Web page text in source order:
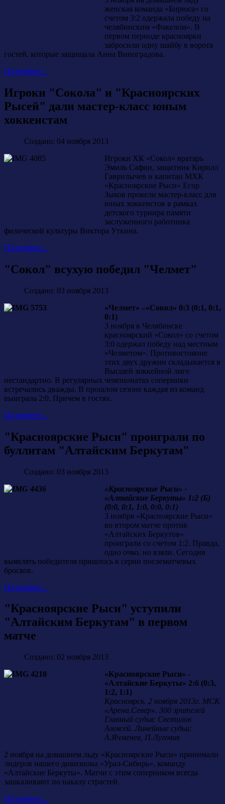
женская команда «Бирюса» со
счетом 3:2 одержала победу на
челябинским «Факелом». В
первом периоде красноярки
забросили одну шайбу в ворота
гостей, которые защищала Анна Виноградова.
Подробнее...
Игроки "Сокола" и "Красноярских
Рысей" дали мастер-класс юным
хоккеистам
Создано: 04 ноября 2013
Игроки ХК «Сокол» вратарь
Эмиль Сафин, защитник Кирилл
Гаврилычев и капитан МХК
«Красноярские Рыси» Егор
Зыков провели мастер-класс для
юных хоккеистов в рамках
детского турнира памяти
заслуженного работника
физической культуры Виктора Уткина.
Подробнее...
"Сокол" всухую победил "Челмет"
Создано: 03 ноября 2013
«Челмет» –«Сокол» 0:3 (0:1, 0:1,
0:1)
3 ноября в Челябинске
красноярский «Сокол» со счетом
3:0 одержал победу над местным
«Челметом». Противостояние
этих двух дружин складывается в
Высшей хоккейной лиге
нестандартно. В регулярных чемпионатах соперники
встречались дважды. В прошлом сезоне каждая из команд
выиграла 2:0. Причем в гостях.
Подробнее...
"Красноярские Рыси" проиграли по
буллитам "Алтайским Беркутам"
Создано: 03 ноября 2013
«Красноярские Рыси» -
«Алтайские Беркуты» 1:2 (Б)
(0:0, 0:1, 1:0, 0:0, 0:1)
3 ноября «Красноярские Рыси»
во втором матче против
«Алтайских Беркутов»
проиграли со счетом 1:2. Правда,
одно очко, но взяли. Сегодня
выявлять победителя пришлось в серии послематчевых
бросков.
Подробнее...
"Красноярские Рыси" уступили
"Алтайским Беркутам" в первом
матче
Создано: 02 ноября 2013
«Красноярские Рыси» -
«Алтайские Беркуты» 2:6 (0:3,
1:2, 1:1)
Красноярск. 2 ноября 2013г. МСК
«Арена.Север». 300 зрителей
Главный судья: Светилов
Алексей. Линейные судьи:
А.Ячменев, П.Луговик
2 ноября на домашнем льду «Красноярские Рыси» принимали
лидеров нашего дивизиона «Урал-Сибирь», команду
«Алтайские Беркуты». Матчи с этим соперником всегда
зашкаливают по накалу страстей.
Подробнее...